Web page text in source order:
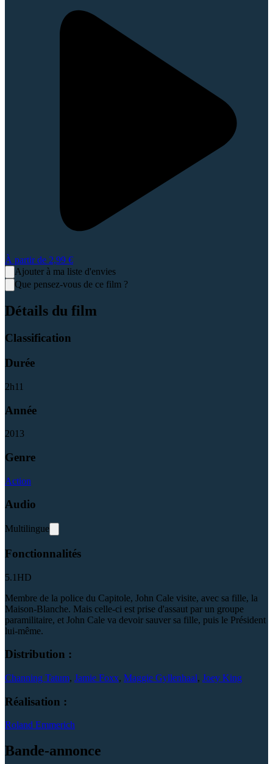
À partir de 2,99 €
Ajouter à ma liste d'envies
Que pensez-vous de ce film ?
Détails du film
Classification
Durée
2h11
Année
2013
Genre
Action
Audio
Multilingue
Fonctionnalités
5.1 HD
Membre de la police du Capitole, John Cale visite, avec sa fille, la
Maison-Blanche. Mais celle-ci est prise d'assaut par un groupe
paramilitaire, et John Cale va devoir sauver sa fille, puis le Président
lui-même.
Distribution :
Channing Tatum, Jamie Foxx, Maggie Gyllenhaal, Joey King
Réalisation :
Roland Emmerich
Bande-annonce